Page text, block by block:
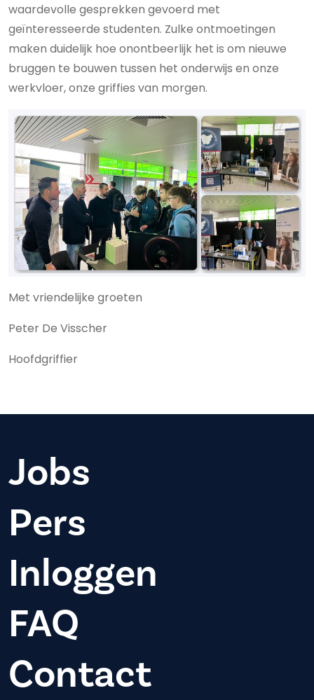
waardevolle gesprekken gevoerd met
geïnteresseerde studenten. Zulke ontmoetingen
maken duidelijk hoe onontbeerlijk het is om nieuwe
bruggen te bouwen tussen het onderwijs en onze
werkvloer, onze griffies van morgen.
Met vriendelijke groeten
Peter De Visscher
Hoofdgriffier
Jobs
Pers
Inloggen
FAQ
Contact